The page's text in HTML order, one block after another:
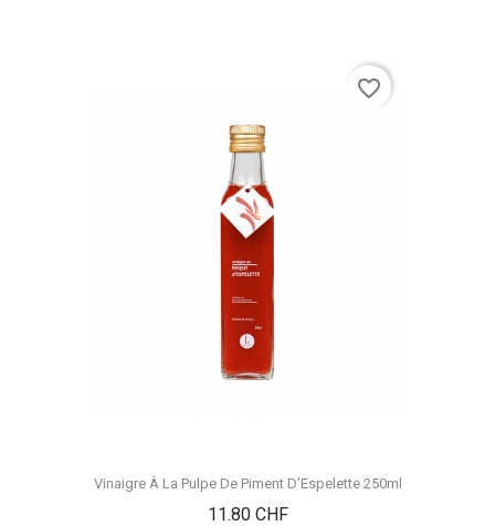
Vinaigre À La Pulpe De Piment D'Espelette 250ml
11.80 CHFPrix
favorite_border